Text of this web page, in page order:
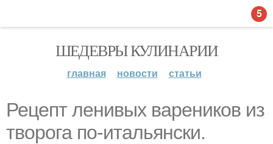
ШЕДЕВРЫ КУЛИНАРИИ
главная новости статьи
Рецепт ленивых вареников из
творога по-итальянски.
5